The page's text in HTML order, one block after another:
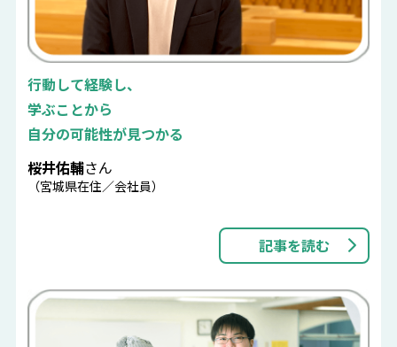
行動して経験し、
学ぶことから
自分の可能性が見つかる
桜井佑輔さん
（宮城県在住／会社員）
記事を読む